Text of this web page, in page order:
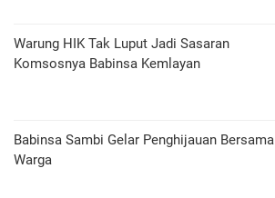
Warung HIK Tak Luput Jadi Sasaran
Komsosnya Babinsa Kemlayan
Babinsa Sambi Gelar Penghijauan Bersama
Warga